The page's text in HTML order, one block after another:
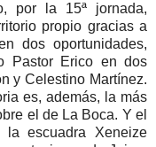
por la 15ª jornada,
propio gracias a
dos oportunidades,
Pastor Erico en dos
y Celestino Martínez.
es, además, la más
el de La Boca. Y el
escuadra Xeneize